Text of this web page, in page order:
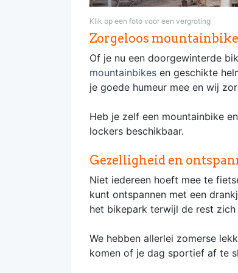
Klik op een foto voor een vergroting
Zorgeloos
Of je nu een doorgewinterde
mountainbikes en geschikte
je goede humeur mee en wij
Heb je zelf een mountainbike
lockers beschikbaar.
Gezelligheid en
Niet iedereen hoeft mee te
kunt ontspannen met een
het bikepark terwijl de rest
We hebben allerlei zomerse
komen of je dag sportief af te